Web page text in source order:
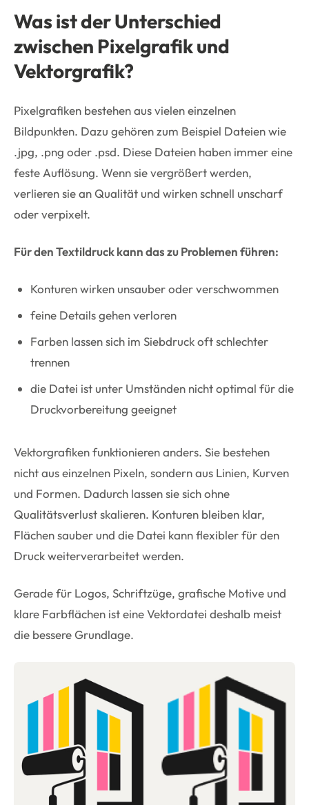
Was ist der Unterschied
zwischen Pixelgrafik und
Vektorgrafik?
Pixelgrafiken bestehen aus vielen einzelnen
Bildpunkten. Dazu gehören zum Beispiel Dateien wie
.jpg, .png oder .psd. Diese Dateien haben immer eine
feste Auflösung. Wenn sie vergrößert werden,
verlieren sie an Qualität und wirken schnell unscharf
oder verpixelt.
Für den Textildruck kann das zu Problemen führen:
Konturen wirken unsauber oder verschwommen
feine Details gehen verloren
Farben lassen sich im Siebdruck oft schlechter
trennen
die Datei ist unter Umständen nicht optimal für die
Druckvorbereitung geeignet
Vektorgrafiken funktionieren anders. Sie bestehen
nicht aus einzelnen Pixeln, sondern aus Linien, Kurven
und Formen. Dadurch lassen sie sich ohne
Qualitätsverlust skalieren. Konturen bleiben klar,
Flächen sauber und die Datei kann flexibler für den
Druck weiterverarbeitet werden.
Gerade für Logos, Schriftzüge, grafische Motive und
klare Farbflächen ist eine Vektordatei deshalb meist
die bessere Grundlage.